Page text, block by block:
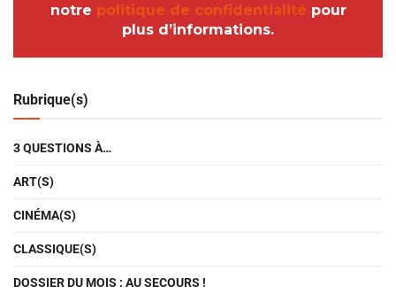
notre politique de confidentialité pour
plus d’informations.
Rubrique(s)
3 QUESTIONS À…
ART(S)
CINÉMA(S)
CLASSIQUE(S)
DOSSIER DU MOIS : AU SECOURS !